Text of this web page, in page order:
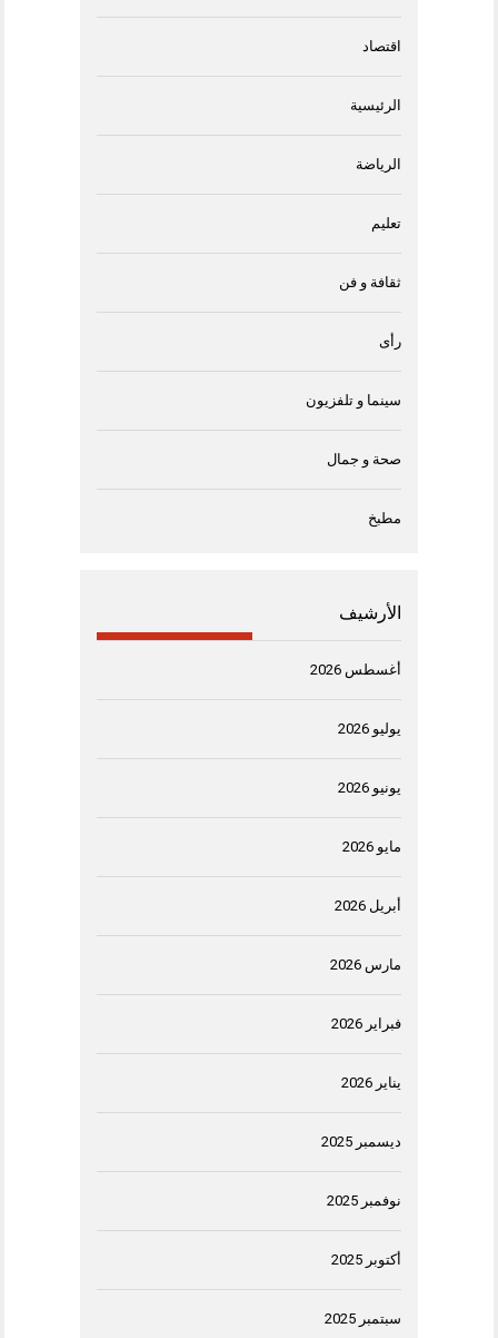
اقتصاد
الرئيسية
الرياضة
تعليم
ثقافة و فن
رأى
سينما و تلفزيون
صحة و جمال
مطبخ
الأرشيف
أغسطس 2026
يوليو 2026
يونيو 2026
مايو 2026
أبريل 2026
مارس 2026
فبراير 2026
يناير 2026
ديسمبر 2025
نوفمبر 2025
أكتوبر 2025
سبتمبر 2025